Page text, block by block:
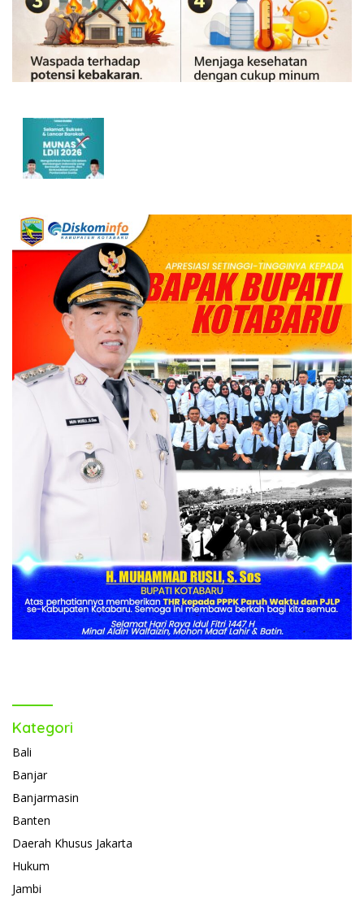
Kategori
Bali
Banjar
Banjarmasin
Banten
Daerah Khusus Jakarta
Hukum
Jambi